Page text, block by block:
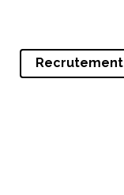
Recrutement